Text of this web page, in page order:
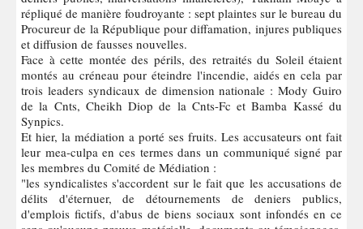
répliqué de manière foudroyante : sept plaintes sur le bureau du
Procureur de la République pour diffamation, injures publiques
et diffusion de fausses nouvelles.
Face à cette montée des périls, des retraités du Soleil étaient
montés au créneau pour éteindre l'incendie, aidés en cela par
trois leaders syndicaux de dimension nationale : Mody Guiro
de la Cnts, Cheikh Diop de la Cnts-Fc et Bamba Kassé du
Synpics.
Et hier, la médiation a porté ses fruits. Les accusateurs ont fait
leur mea-culpa en ces termes dans un communiqué signé par
les membres du Comité de Médiation :
"les syndicalistes s'accordent sur le fait que les accusations de
délits d'éternuer, de détournements de deniers publics,
d'emplois fictifs, d'abus de biens sociaux sont infondés en ce